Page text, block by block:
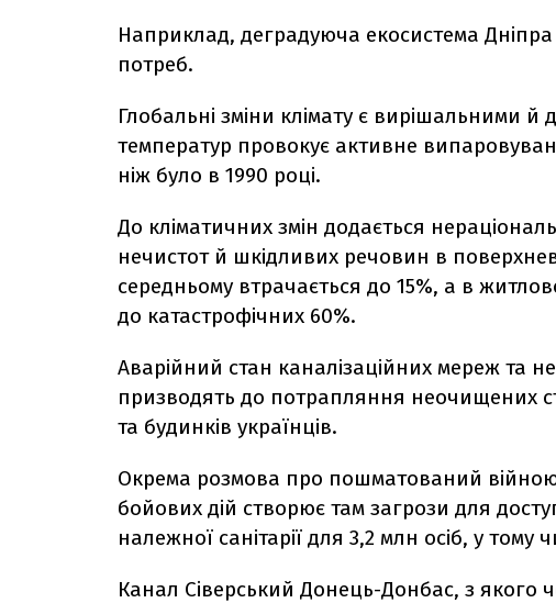
Наприклад, деградуюча екосистема
потреб.
Глобальні зміни клімату є вирішальними
температур провокує активне
ніж було в 1990 році.
До кліматичних змін додається
нечистот й шкідливих речовин в
середньому втрачається до 15%, а в
до катастрофічних 60%.
Аварійний стан каналізаційних мереж та
призводять до потрапляння неочищених
та будинків українців.
Окрема розмова про пошматований
бойових дій створює там загрози для
належної санітарії для 3,2 млн осіб, у тому
Канал Сіверський Донець-Донбас, з якого